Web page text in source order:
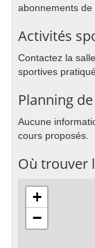
abonnements de
Activités
Contactez la
sportives
Planning
Aucune
cours proposés.
Où trouver
+
−